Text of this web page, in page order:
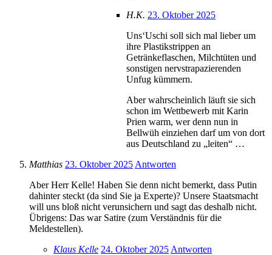
H.K. 23. Oktober 2025
Uns‘Uschi soll sich mal lieber um
ihre Plastikstrippen an
Getränkeflaschen, Milchtüten und
sonstigen nervstrapazierenden
Unfug kümmern.
Aber wahrscheinlich läuft sie sich
schon im Wettbewerb mit Karin
Prien warm, wer denn nun in
Bellwüh einziehen darf um von dort
aus Deutschland zu „leiten“ …
Matthias 23. Oktober 2025 Antworten
Aber Herr Kelle! Haben Sie denn nicht bemerkt, dass Putin
dahinter steckt (da sind Sie ja Experte)? Unsere Staatsmacht
will uns bloß nicht verunsichern und sagt das deshalb nicht.
Übrigens: Das war Satire (zum Verständnis für die
Meldestellen).
Klaus Kelle 24. Oktober 2025 Antworten